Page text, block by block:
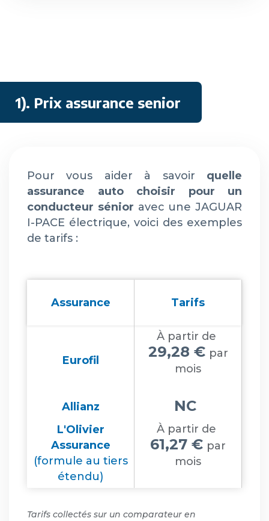
1). Prix assurance senior
Pour vous aider à savoir quelle
assurance auto choisir pour un
conducteur sénior avec une JAGUAR
I-PACE électrique, voici des exemples
de tarifs :
Assurance Tarifs
Eurofil
À partir de
29,28 € par
mois
Allianz NC
L'Olivier
Assurance
(formule au tiers
étendu)
À partir de
61,27 € par
mois
Tarifs collectés sur un comparateur en